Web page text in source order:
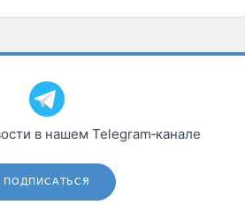
в нашем Telegram‑канале
ПОДПИСАТЬСЯ